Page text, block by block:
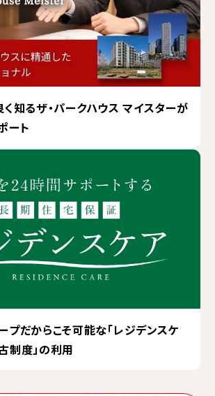
知るザ・パークハウス マイスターが
ート
プだからこそ可能な「レジデンスケ
制度」の利用